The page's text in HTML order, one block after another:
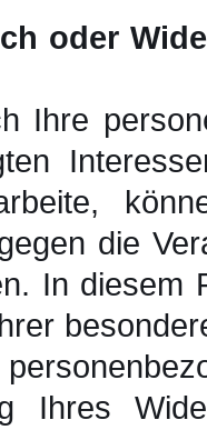
oder
Ihre
die
In diesem
Ihres